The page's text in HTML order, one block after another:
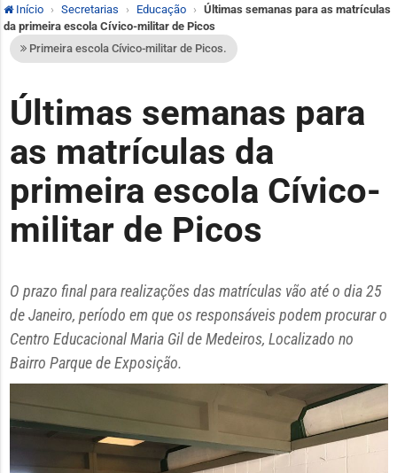
Início Secretarias Educação
Últimas semanas para as matrículas
da primeira escola Cívico-militar de Picos
Primeira escola Cívico-militar de Picos.
Últimas semanas para
as matrículas da
primeira escola Cívico-
militar de Picos
O prazo final para realizações das matrículas vão até o dia 25
de Janeiro, período em que os responsáveis podem procurar o
Centro Educacional Maria Gil de Medeiros, Localizado no
Bairro Parque de Exposição.